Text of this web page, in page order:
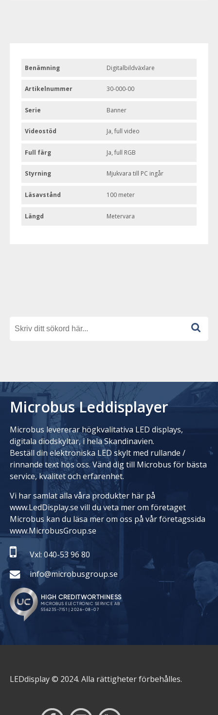
Benämning Digitalbildväxlare
Artikelnummer 30-000-00
Serie Banner
Videostöd Ja, full video
Full färg Ja, full RGB
Styrning Mjukvara till PC ingår
Läsavstånd 100 meter
Längd Metervara
Microbus Leddisplayer
Microbus levererar högkvalitativa LED displays,
digitala diodskyltar, i hela Skandinavien.
Beställ din elektroniska LED skylt med rullande /
rinnande text hos oss. Vänd dig till Microbus för bästa
service, kvalitet och erfarenhet.
Vi har samlat alla våra produkter här på
www.LedDisplay.se vill du veta mer om företaget
Microbus kan du läsa mer om oss på vår företagssida
www.MicrobusGroup.se
Vxl: 040-53 96 80
info@microbusgroup.se
LEDdisplay © 2024. Alla rättigheter förbehålles.